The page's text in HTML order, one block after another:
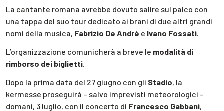
La cantante romana avrebbe dovuto salire sul palco con
una tappa del suo tour dedicato ai brani di due altri grandi
nomi della musica, Fabrizio De André e Ivano Fossati.
L’organizzazione comunicherà a breve le modalità di
rimborso dei biglietti.
Dopo la prima data del 27 giugno con gli Stadio, la
kermesse proseguirà – salvo imprevisti meteorologici –
domani, 3 luglio, con il concerto di Francesco Gabbani,